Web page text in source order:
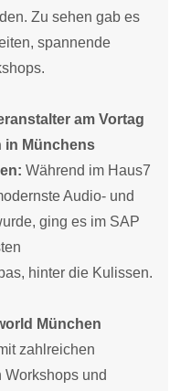
Zu sehen gab es
spannende
am Vortag
in Münchens
Während im Haus7
Audio- und
ging es im SAP
hinter die Kulissen.
München
zahlreichen
Workshops und